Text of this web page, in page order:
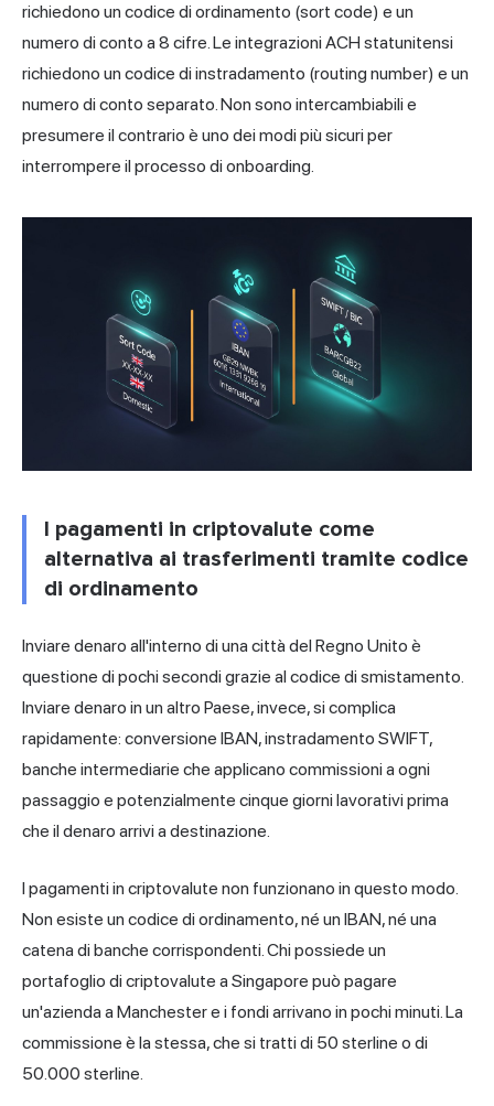
richiedono un codice di ordinamento (sort code) e un
numero di conto a 8 cifre. Le integrazioni ACH statunitensi
richiedono un codice di instradamento (routing number) e un
numero di conto separato. Non sono intercambiabili e
presumere il contrario è uno dei modi più sicuri per
interrompere il processo di onboarding.
I pagamenti in criptovalute come
alternativa ai trasferimenti tramite codice
di ordinamento
Inviare denaro all'interno di una città del Regno Unito è
questione di pochi secondi grazie al codice di smistamento.
Inviare denaro in un altro Paese, invece, si complica
rapidamente: conversione IBAN, instradamento SWIFT,
banche intermediarie che applicano commissioni a ogni
passaggio e potenzialmente cinque giorni lavorativi prima
che il denaro arrivi a destinazione.
I pagamenti in criptovalute non funzionano in questo modo.
Non esiste un codice di ordinamento, né un IBAN, né una
catena di banche corrispondenti. Chi possiede un
portafoglio di criptovalute a Singapore può pagare
un'azienda a Manchester e i fondi arrivano in pochi minuti. La
commissione è la stessa, che si tratti di 50 sterline o di
50.000 sterline.